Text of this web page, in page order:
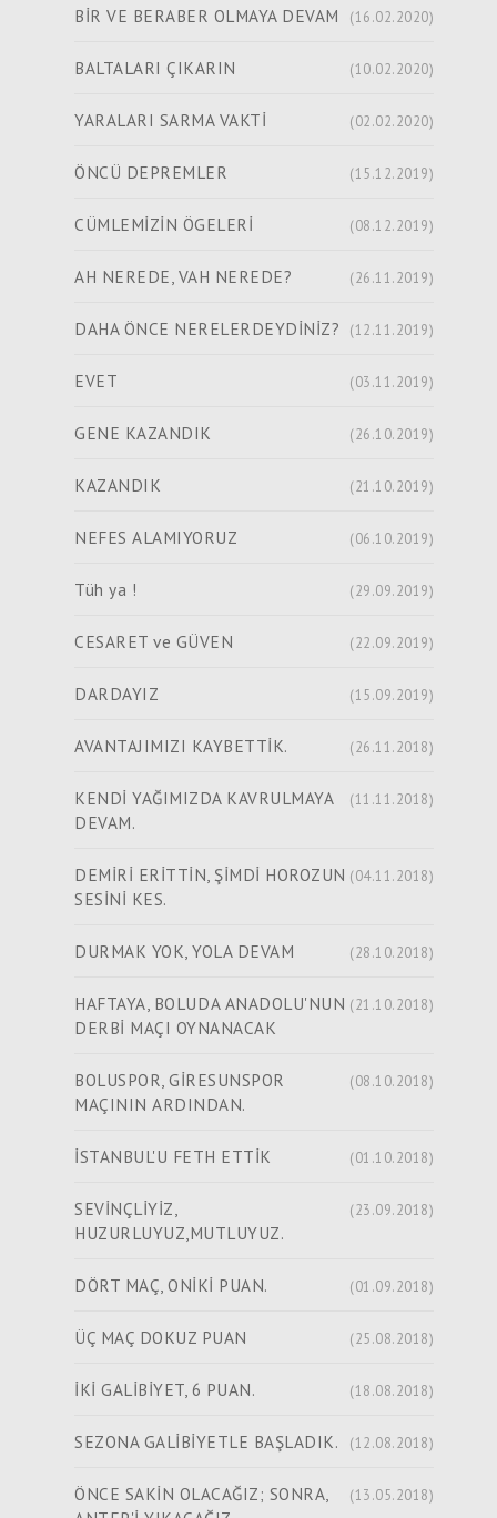
BİR VE BERABER OLMAYA DEVAM (16.02.2020)
BALTALARI ÇIKARIN (10.02.2020)
YARALARI SARMA VAKTİ (02.02.2020)
ÖNCÜ DEPREMLER (15.12.2019)
CÜMLEMİZİN ÖGELERİ (08.12.2019)
AH NEREDE, VAH NEREDE? (26.11.2019)
DAHA ÖNCE NERELERDEYDİNİZ? (12.11.2019)
EVET (03.11.2019)
GENE KAZANDIK (26.10.2019)
KAZANDIK (21.10.2019)
NEFES ALAMIYORUZ (06.10.2019)
Tüh ya ! (29.09.2019)
CESARET ve GÜVEN (22.09.2019)
DARDAYIZ (15.09.2019)
AVANTAJIMIZI KAYBETTİK. (26.11.2018)
KENDİ YAĞIMIZDA KAVRULMAYA
DEVAM.
(11.11.2018)
DEMİRİ ERİTTİN, ŞİMDİ HOROZUN
SESİNİ KES.
(04.11.2018)
DURMAK YOK, YOLA DEVAM (28.10.2018)
HAFTAYA, BOLUDA ANADOLU'NUN
DERBİ MAÇI OYNANACAK
(21.10.2018)
BOLUSPOR, GİRESUNSPOR
MAÇININ ARDINDAN.
(08.10.2018)
İSTANBUL'U FETH ETTİK (01.10.2018)
SEVİNÇLİYİZ,
HUZURLUYUZ,MUTLUYUZ.
(23.09.2018)
DÖRT MAÇ, ONİKİ PUAN. (01.09.2018)
ÜÇ MAÇ DOKUZ PUAN (25.08.2018)
İKİ GALİBİYET, 6 PUAN. (18.08.2018)
SEZONA GALİBİYETLE BAŞLADIK. (12.08.2018)
ÖNCE SAKİN OLACAĞIZ; SONRA,
(13.05.2018)